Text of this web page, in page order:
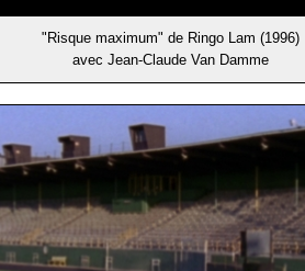
"Risque maximum" de Ringo Lam (1996)
avec Jean-Claude Van Damme